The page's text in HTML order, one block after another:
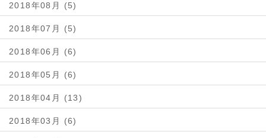
2018年08月 (5)
2018年07月 (5)
2018年06月 (6)
2018年05月 (6)
2018年04月 (13)
2018年03月 (6)